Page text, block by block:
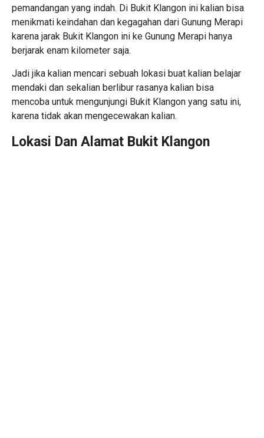
pemandangan yang indah. Di Bukit Klangon ini kalian bisa
menikmati keindahan dan kegagahan dari Gunung Merapi
karena jarak Bukit Klangon ini ke Gunung Merapi hanya
berjarak enam kilometer saja.
Jadi jika kalian mencari sebuah lokasi buat kalian belajar
mendaki dan sekalian berlibur rasanya kalian bisa
mencoba untuk mengunjungi Bukit Klangon yang satu ini,
karena tidak akan mengecewakan kalian.
Lokasi Dan Alamat Bukit Klangon